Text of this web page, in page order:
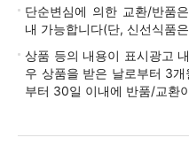
단순변심에 의한 교환/반품
내 가능합니다(단, 신선식품
상품 등의 내용이 표시광고
우 상품을 받은 날로부터 3
부터 30일 이내에 반품/교환